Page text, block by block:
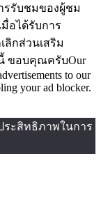
รรับชมของผู้ชม
อได้รับการ
กส่วนเสริม
นี้ ขอบคุณครับOur
to our
your ad blocker.
ระสิทธิภาพในการ